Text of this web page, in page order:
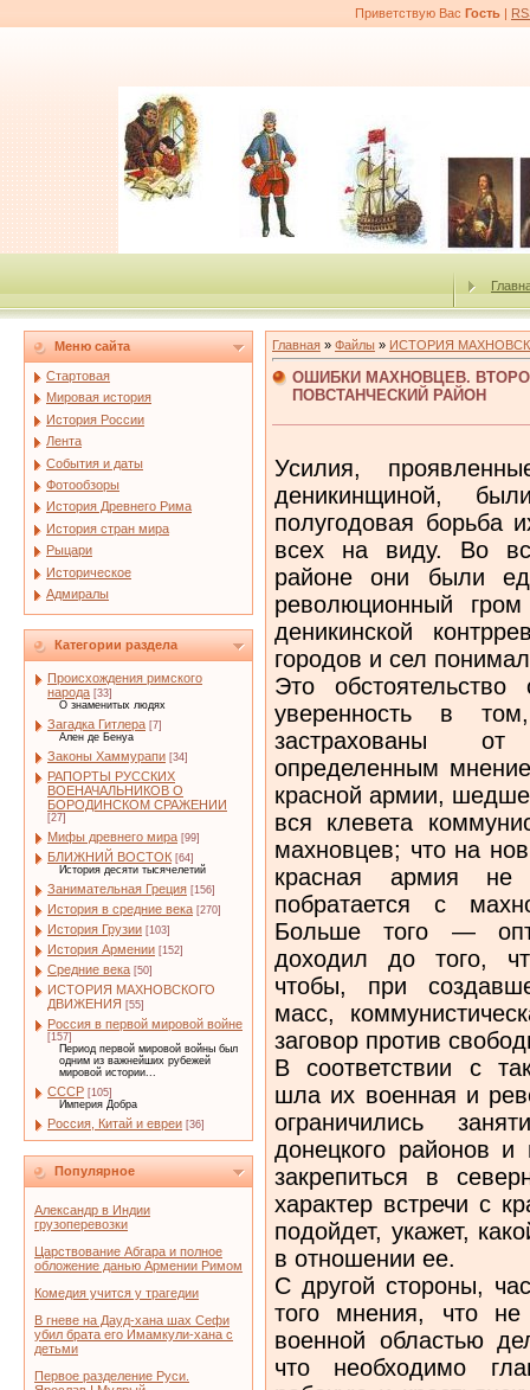
Приветствую Вас Гость |
Меню сайта
Стартовая
Мировая история
История России
Лента
События и даты
Фотообзоры
История Древнего Рима
История стран мира
Рыцари
Историческое
Адмиралы
Категории раздела
Происхождения римского
народа [33]
О знаменитых людях
Загадка Гитлера [7]
Ален де Бенуа
Законы Хаммурапи [34]
РАПОРТЫ РУССКИХ
ВОЕНАЧАЛЬНИКОВ О
БОРОДИНСКОМ СРАЖЕНИИ
[27]
Мифы древнего мира [99]
БЛИЖНИЙ ВОСТОК [64]
История десяти тысячелетий
Занимательная Греция [156]
История в средние века [270]
История Грузии [103]
История Армении [152]
Средние века [50]
ИСТОРИЯ МАХНОВСКОГО
ДВИЖЕНИЯ [55]
Россия в первой мировой войне
[157]
Период первой мировой войны был
одним из важнейших рубежей
мировой истории...
СССР [105]
Империя Добра
Россия, Китай и евреи [36]
Популярное
Александр в Индии
грузоперевозки
Царствование Абгара и полное
обложение данью Армении Римом
Комедия учится у трагедии
В гневе на Дауд-хана шах Сефи
убил брата его Имамкули-хана с
детьми
Первое разделение Руси.
Главная » Файлы » ИСТОРИЯ
ОШИБКИ МАХНОВЦЕВ.
ПОВСТАНЧЕСКИЙ РАЙОН
Усилия,
деникинщиной,
полугодовая борьба
всех на виду. Во
районе они были
революционный
деникинской
городов и сел
Это
уверенность в
застрахованы от
определенным
красной армии,
вся клевета
махновцев; что на
красная армия
побратается с
Больше того —
доходил до того,
чтобы, при
масс,
заговор против
В соответствии с
шла их во­енная и
ограничились
донецкого районов и
закрепиться в
характер встречи с
подойдет, укажет,
в отношении ее.
С другой стороны,
того мне­ния, что не
военной областью
что необходимо